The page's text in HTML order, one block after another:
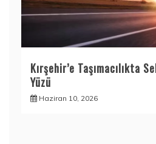
Kırşehir’e Taşımacılıkta
Yüzü
Haziran 10, 2026